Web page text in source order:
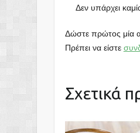
Δεν υπάρχει
Δώστε πρώτος μία
Πρέπει να είστε
Σχετικά